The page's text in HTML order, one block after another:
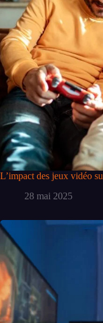
L’impact des jeux vidéo
28 mai 2025